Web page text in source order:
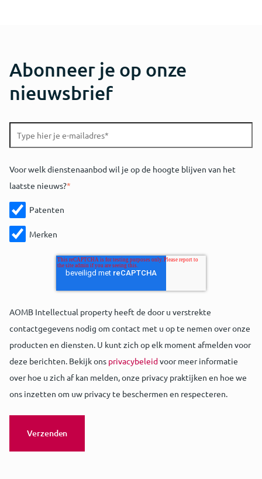
Abonneer je op onze
nieuwsbrief
Voor welk dienstenaanbod wil je op de hoogte blijven van het
laatste nieuws?*
Patenten
Merken
AOMB Intellectual property heeft de door u verstrekte
contactgegevens nodig om contact met u op te nemen over onze
producten en diensten. U kunt zich op elk moment afmelden voor
deze berichten. Bekijk ons privacybeleidvoor meer informatie
over hoe u zich af kan melden, onze privacy praktijken en hoe we
ons inzetten om uw privacy te beschermen en respecteren.